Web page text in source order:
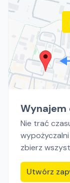
Wynajem
Nie trać
zbierz
Utwórz